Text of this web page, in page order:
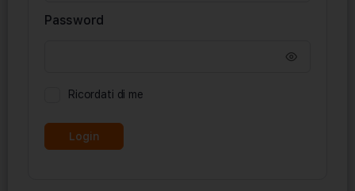
Password
Ricordati di me